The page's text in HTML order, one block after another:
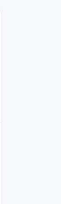
à la liste de
rapide Round